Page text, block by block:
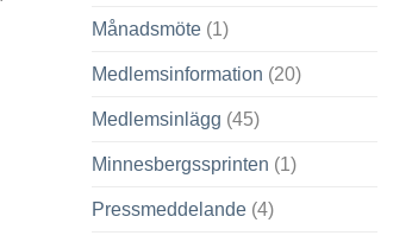
Månadsmöte (1)
Medlemsinformation (20)
Medlemsinlägg (45)
Minnesbergssprinten (1)
Pressmeddelande (4)